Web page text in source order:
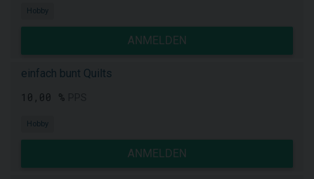
Hobby
ANMELDEN
einfach bunt Quilts
10,00 %
Hobby
ANMELDEN